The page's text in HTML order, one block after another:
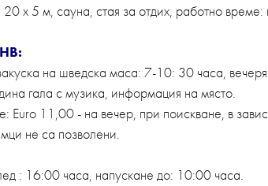
х 5 м, сауна, стая за отдих, работно време:
на шведска маса: 7-10: 30 часа,
гала с музика, информация на място.
Euro 11,00 - на вечер, при поискване, в
не са позволени.
: 16:00 часа, напускане до: 10:00 часа.